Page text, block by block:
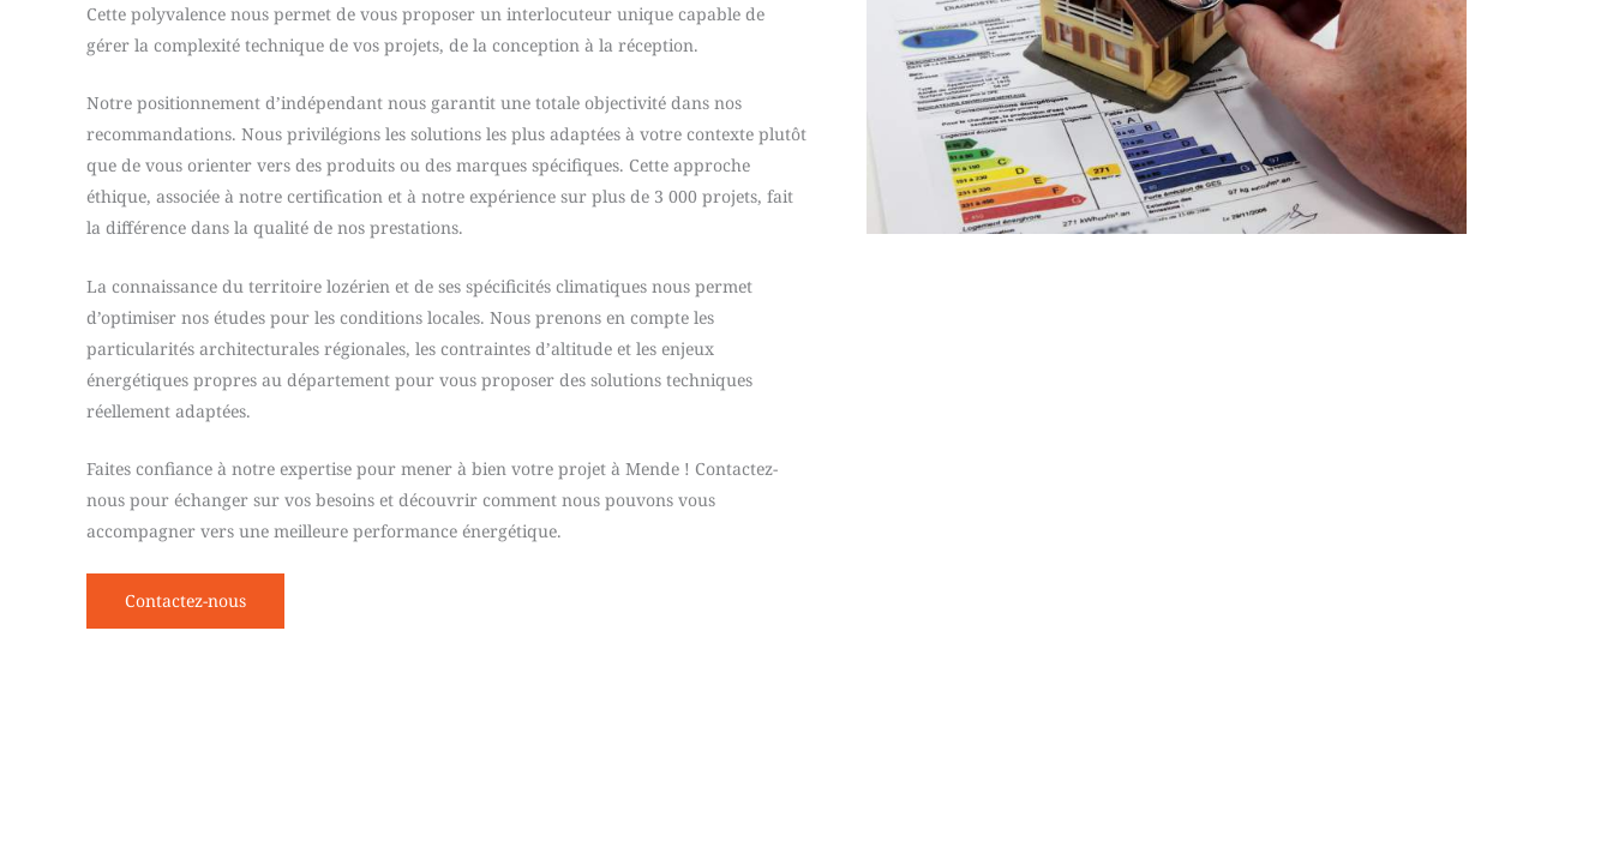
Cette polyvalence nous permet de vous proposer un interlocuteur unique capable de
gérer la complexité technique de vos projets, de la conception à la réception.
Notre positionnement d’indépendant nous garantit une totale objectivité dans nos
recommandations. Nous privilégions les solutions les plus adaptées à votre contexte plutôt
que de vous orienter vers des produits ou des marques spécifiques. Cette approche
éthique, associée à notre certification et à notre expérience sur plus de 3 000 projets, fait
la différence dans la qualité de nos prestations.
La connaissance du territoire lozérien et de ses spécificités climatiques nous permet
d’optimiser nos études pour les conditions locales. Nous prenons en compte les
particularités architecturales régionales, les contraintes d’altitude et les enjeux
énergétiques propres au département pour vous proposer des solutions techniques
réellement adaptées.
Faites confiance à notre expertise pour mener à bien votre projet à Mende ! Contactez-
nous pour échanger sur vos besoins et découvrir comment nous pouvons vous
accompagner vers une meilleure performance énergétique.
Contactez-nous